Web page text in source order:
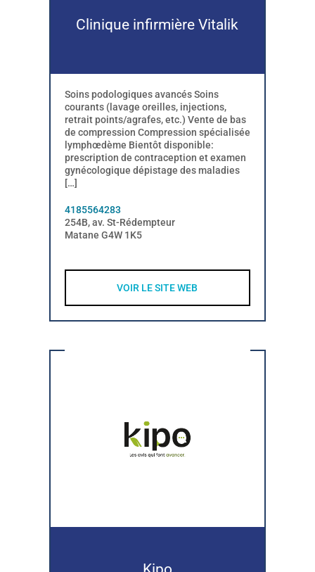
Clinique infirmière Vitalik
Soins podologiques avancés Soins
courants (lavage oreilles, injections,
retrait points/agrafes, etc.) Vente de bas
de compression Compression spécialisée
lymphœdème Bientôt disponible:
prescription de contraception et examen
gynécologique dépistage des maladies
[…]
4185564283
254B, av. St-Rédempteur
Matane G4W 1K5
VOIR LE SITE WEB